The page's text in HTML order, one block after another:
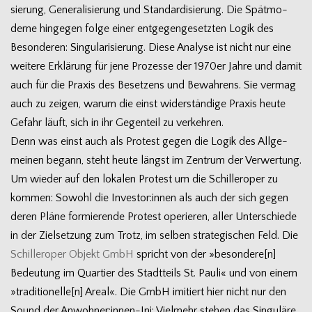
sie­rung, Gene­ra­li­sie­rung und Stan­dar­di­sie­rung. Die Spät­mo­
derne hin­ge­gen folge einer ent­ge­gen­ge­setz­ten Logik des
Beson­de­ren: Sin­gu­la­ri­sie­rung. Diese Ana­lyse ist nicht nur eine
wei­tere Erklä­rung für jene Pro­zesse der 1970er Jahre und damit
auch für die Pra­xis des Beset­zens und Bewah­rens. Sie ver­mag
auch zu zei­gen, warum die einst wider­stän­dige Pra­xis heute
Gefahr läuft, sich in ihr Gegen­teil zu verkehren.
Denn was einst auch als Pro­test gegen die Logik des All­ge­
mei­nen begann, steht heute längst im Zen­trum der Ver­wer­tung.
Um wie­der auf den loka­len Pro­test um die Schil­ler­oper zu
kom­men: Sowohl die Investor:innen als auch der sich gegen
deren Pläne for­mie­rende Pro­test ope­rie­ren, aller Unter­schiede
in der Ziel­set­zung zum Trotz, im sel­ben stra­te­gi­schen Feld. Die
Schil­ler­oper Objekt GmbH spricht von der »besondere[n]
Bedeu­tung im Quar­tier des Stadt­teils St. Pauli« und von einem
»traditionelle[n] Areal«. Die GmbH imi­tiert hier nicht nur den